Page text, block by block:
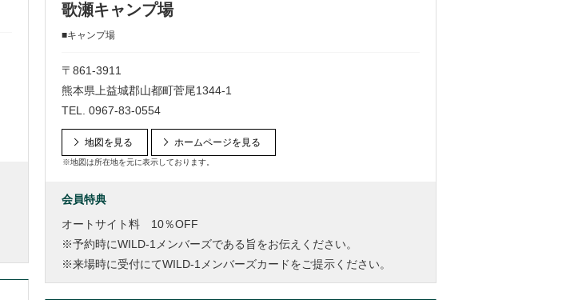
歌瀬キャンプ場
■キャンプ場
〒861-3911
熊本県上益城郡山都町菅尾1344-1
TEL. 0967-83-0554
地図を見る
※地図は所在地を元に表示しております。
ホームページを見る
会員特典
オートサイト料 10％OFF
※予約時にWILD-1メンバーズである旨をお伝えください。
※来場時に受付にてWILD-1メンバーズカードをご提示ください。